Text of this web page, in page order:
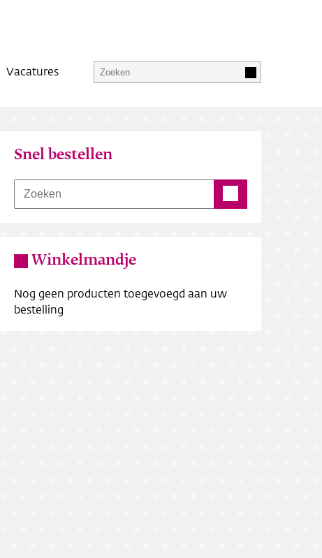
Vacatures
Snel bestellen
Winkelmandje
Nog geen producten toegevoegd aan uw
bestelling